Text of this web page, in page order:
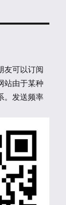
友可以订阅
站由于某种
。发送频率